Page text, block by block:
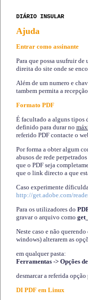
DIÁRIO INSULAR
Ajuda
Entrar como assinante
Para que possa usufruir de
direita do site onde se
Além de um numero e
tambem permita a
Formato PDF
É facultado a alguns tipos
definido para durar no
referido PDF contacte o
Por forma a obter algum
abusos de rede
que o PDF seja
que o link directo a que
Caso experimente
http://get.adobe.com/
Para os utilizadores do
gravar o arquivo como
Neste caso e não
windows) alterarem as
em qualquer pasta:
Ferramentas -> Opções
desmarcar a referida
DI PDF em Linux